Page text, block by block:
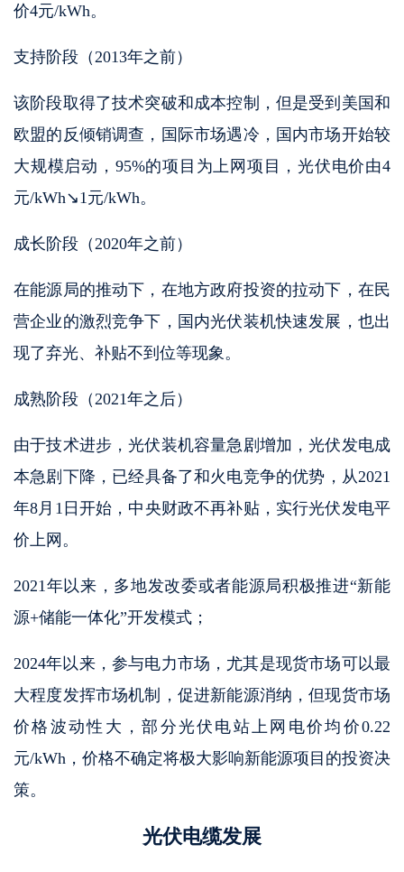
价4元/kWh。
支持阶段（2013年之前）
该阶段取得了技术突破和成本控制，但是受到美国和
欧盟的反倾销调查，国际市场遇冷，国内市场开始较
大规模启动，95%的项目为上网项目，光伏电价由4
元/kWh↘1元/kWh。
成长阶段（2020年之前）
在能源局的推动下，在地方政府投资的拉动下，在民
营企业的激烈竞争下，国内光伏装机快速发展，也出
现了弃光、补贴不到位等现象。
成熟阶段（2021年之后）
由于技术进步，光伏装机容量急剧增加，光伏发电成
本急剧下降，已经具备了和火电竞争的优势，从2021
年8月1日开始，中央财政不再补贴，实行光伏发电平
价上网。
2021年以来，多地发改委或者能源局积极推进“新能
源+储能一体化”开发模式；
2024年以来，参与电力市场，尤其是现货市场可以最
大程度发挥市场机制，促进新能源消纳，但现货市场
价格波动性大，部分光伏电站上网电价均价0.22
元/kWh，价格不确定将极大影响新能源项目的投资决
策。
光伏电缆发展